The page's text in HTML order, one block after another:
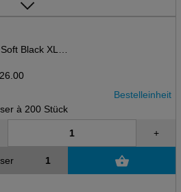
Black XL
200 Stk
455, EN 374-1/typB
26.00
Bestelleinheit
à 200 Stück
+